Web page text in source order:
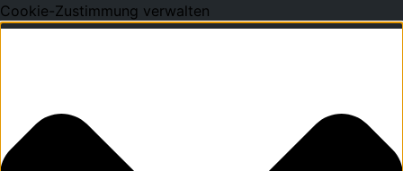
Cookie-Zustimmung verwalten